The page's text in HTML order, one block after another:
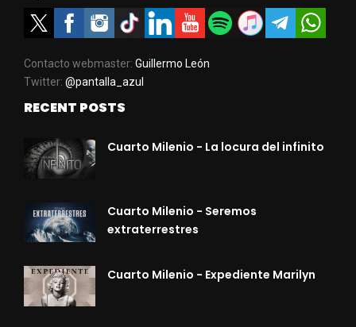
Contacto webmaster: Guillermo León
Twitter: @pantalla_azul
RECENT POSTS
Cuarto Milenio - La locura del infinito
Cuarto Milenio - Seremos
extraterrestres
Cuarto Milenio - Expediente Marilyn